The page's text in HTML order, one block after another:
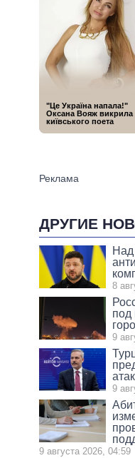
ДРУГИЕ
Над
8
под
9
9
9 августа 2026, 04:59